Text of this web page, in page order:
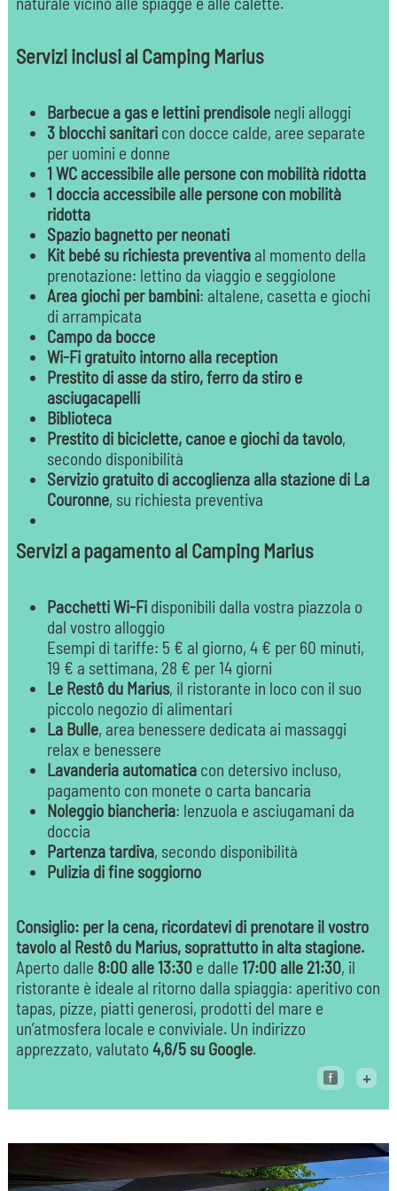
Servizi inclusi al Camping Marius
Barbecue a gas e lettini prendisolenegli alloggi
3 blocchi sanitaricon docce calde, aree separate
per uomini e donne
1 WC accessibile alle persone con mobilità ridotta
1 doccia accessibile alle persone con mobilità
ridotta
Spazio bagnetto per neonati
Kit bebé su richiesta preventivaal momento della
prenotazione: lettino da viaggio e seggiolone
Area giochi per bambini: altalene, casetta e giochi
di arrampicata
Campo da bocce
Wi-Fi gratuito intorno alla reception
Prestito di asse da stiro, ferro da stiro e
asciugacapelli
Biblioteca
Prestito di biciclette, canoe e giochi da tavolo,
secondo disponibilità
Servizio gratuito di accoglienza alla stazione di La
Couronne, su richiesta preventiva
Servizi a pagamento al Camping Marius
Pacchetti Wi-Fidisponibili dalla vostra piazzola o
dal vostro alloggio
Esempi di tariffe: 5 € al giorno, 4 € per 60 minuti,
19 € a settimana, 28 € per 14 giorni
Le Restô du Marius, il ristorante in loco con il suo
piccolo negozio di alimentari
La Bulle, area benessere dedicata ai massaggi
relax e benessere
Lavanderia automaticacon detersivo incluso,
pagamento con monete o carta bancaria
Noleggio biancheria: lenzuola e asciugamani da
doccia
Partenza tardiva, secondo disponibilità
Pulizia di fine soggiorno
Consiglio: per la cena, ricordatevi di prenotare il vostro
tavolo al Restô du Marius, soprattutto in alta stagione.
Aperto dalle 8:00 alle 13:30e dalle 17:00 alle 21:30, il
ristorante è ideale al ritorno dalla spiaggia: aperitivo con
tapas, pizze, piatti generosi, prodotti del mare e
un’atmosfera locale e conviviale. Un indirizzo
apprezzato, valutato 4,6/5 su Google.
+